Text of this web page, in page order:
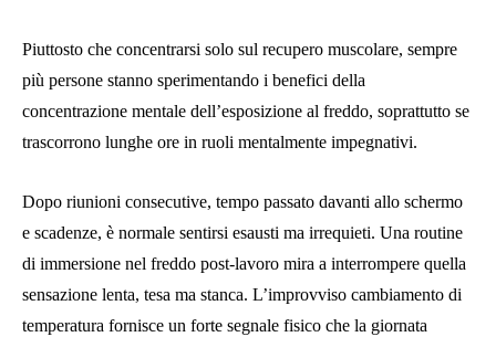
Piuttosto che concentrarsi solo sul recupero muscolare, sempre
più persone stanno sperimentando i benefici della
concentrazione mentale dell’esposizione al freddo, soprattutto se
trascorrono lunghe ore in ruoli mentalmente impegnativi.
Dopo riunioni consecutive, tempo passato davanti allo schermo
e scadenze, è normale sentirsi esausti ma irrequieti. Una routine
di immersione nel freddo post-lavoro mira a interrompere quella
sensazione lenta, tesa ma stanca. L’improvviso cambiamento di
temperatura fornisce un forte segnale fisico che la giornata